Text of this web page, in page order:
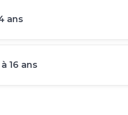
ans
16 ans